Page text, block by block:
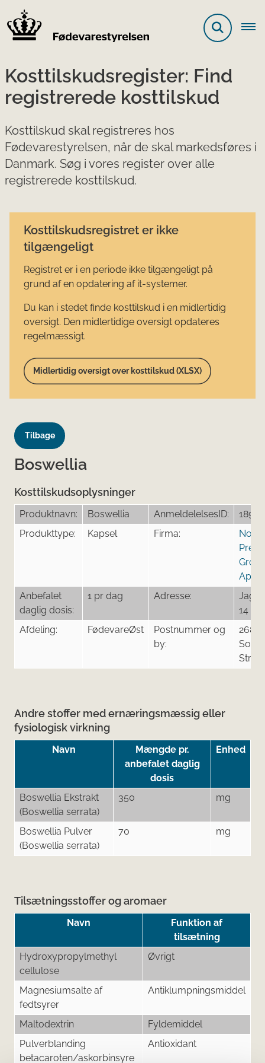
Kosttilskudsregister: Find
registrerede kosttilskud
Kosttilskud skal registreres hos
Fødevarestyrelsen, når de skal markedsføres i
Danmark. Søg i vores register over alle
registrerede kosttilskud.
Kosttilskudsregistret er ikke
tilgængeligt
Registret er i en periode ikke tilgængeligt på
grund af en opdatering af it-systemer.
Du kan i stedet finde kosttilskud i en midlertidig
oversigt. Den midlertidige oversigt opdateres
regelmæssigt.
Midlertidig oversigt over kosttilskud (XLSX)
Tilbage
Boswellia
Kosttilskudsoplysninger
Produktnavn: Boswellia AnmeldelelsesID:
18954
Produkttype:
Kapsel Firma:
ApS
Anbefalet
daglig dosis:
1 pr dag Adresse:
14
Afdeling:
FødevareØst
Postnummer og
by:
2680
Andre stoffer med ernæringsmæssig eller
fysiologisk virkning
Navn
Mængde pr.
anbefalet daglig
dosis
Enhed
Boswellia Ekstrakt
(Boswellia serrata)
350 mg
Boswellia Pulver
(Boswellia serrata)
70 mg
Tilsætningsstoffer og aromaer
Navn
Funktion af
tilsætning
Hydroxypropylmethyl
cellulose
Øvrigt
Magnesiumsalte af
fedtsyrer
Antiklumpningsmiddel
Maltodextrin
Fyldemiddel
Pulverblanding
betacaroten/askorbinsyre
Antioxidant